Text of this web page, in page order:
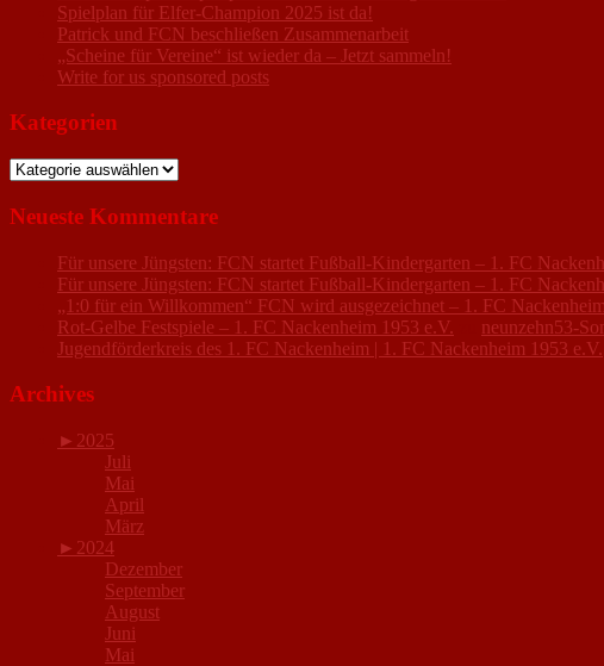
Spielplan für Elfer-Champion 2025 ist da!
Patrick und FCN beschließen Zusammenarbeit
„Scheine für Vereine“ ist wieder da – Jetzt sammeln!
Write for us sponsored posts
Kategorien
Kategorien
Neueste Kommentare
Für unsere Jüngsten: FCN startet Fußball-Kindergarten – 1. FC
Für unsere Jüngsten: FCN startet Fußball-Kindergarten – 1. FC
„1:0 für ein Willkommen“ FCN wird ausgezeichnet – 1. FC
Rot-Gelbe Festspiele – 1. FC Nackenheim 1953 e.V.
neunzehn53-
Jugendförderkreis des 1. FC Nackenheim | 1. FC Nackenheim 1953 e.V.
Archives
► 2025
Juli
Mai
April
März
► 2024
Dezember
September
August
Juni
Mai